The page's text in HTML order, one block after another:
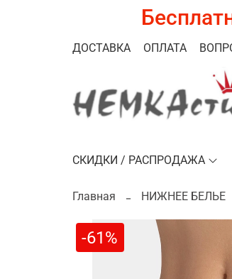
ДОСТАВКА ОПЛАТА
СКИДКИ / РАСПРОДАЖА
Главная НИЖНЕЕ БЕЛЬЕ
-61%